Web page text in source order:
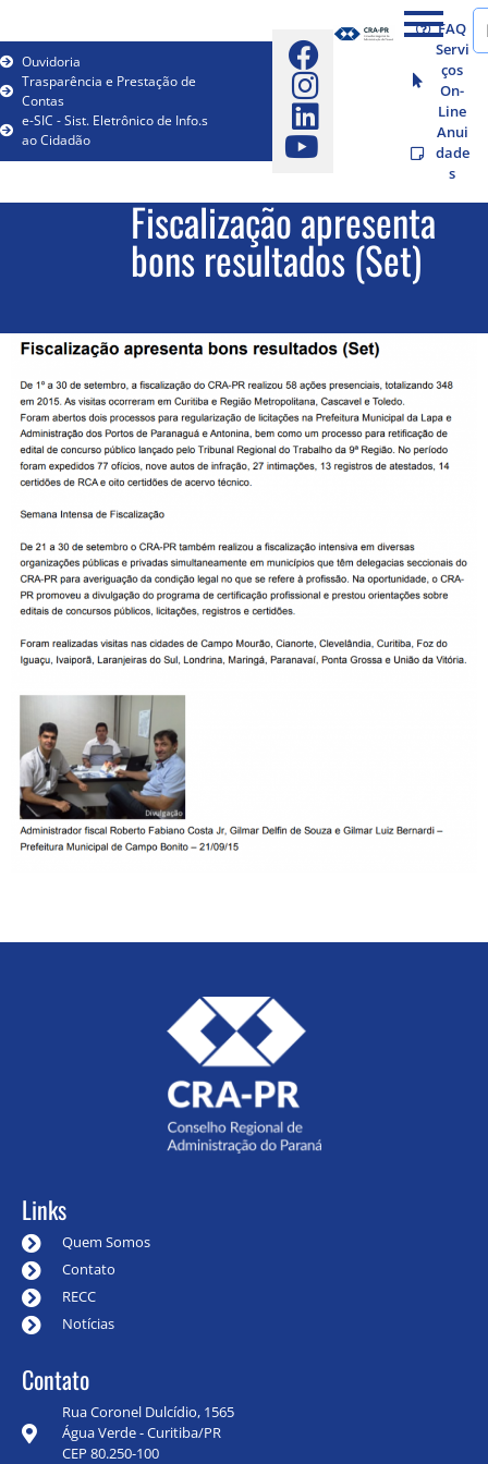
Ouvidoria
Trasparência e Prestação de
Contas
e-SIC - Sist. Eletrônico de Info.s
ao Cidadão
FAQ
Servi
ços
On-
Line
Anui
dade
s
Fiscalização apresenta
bons resultados (Set)
Links
Quem Somos
Contato
RECC
Notícias
Contato
Rua Coronel Dulcídio, 1565
Água Verde - Curitiba/PR
CEP 80.250-100